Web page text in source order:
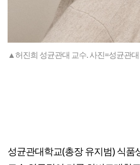
▲허진희 성균관대 교수. 사진=성균관대
성균관대학교(총장 유지범) 식품